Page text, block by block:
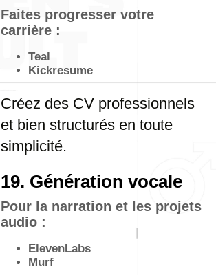
Faites progresser votre
carrière :
Teal
Kickresume
Créez des CV professionnels
et bien structurés en toute
simplicité.
19. Génération vocale
Pour la narration et les projets
audio :
ElevenLabs
Murf